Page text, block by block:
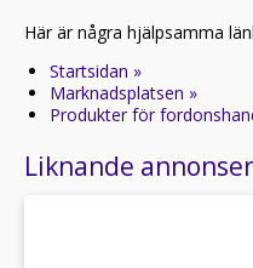
Här är några hjälpsamma
Startsidan »
Marknadsplatsen »
Produkter för
Liknande